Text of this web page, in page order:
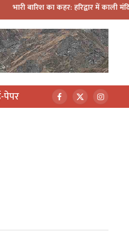
कहर: हरिद्वार में काली मंदिर पर गिरा
पेपर Facebook
X
(Twitter)